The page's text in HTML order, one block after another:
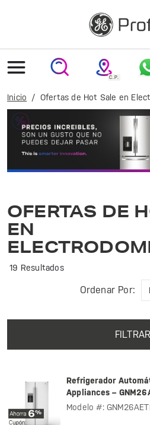
Inicio Ofertas de Hot Sale en
OFERTAS DE
EN
19 Resultados
Ordenar Por:
FILTRAR
Refrigerador
Appliances –
Modelo #: